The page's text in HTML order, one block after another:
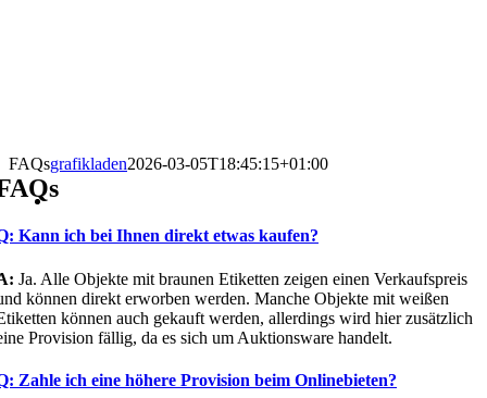
FAQsgrafikladen2026-03-05T18:45:15+01:00
Kann ich bei Ihnen direkt etwas kaufen?
Ja. Alle Objekte mit braunen Etiketten zeigen einen Verkaufspreis
können direkt erworben werden. Manche Objekte mit weißen
können auch gekauft werden, allerdings wird hier zusätzlich
Provision fällig, da es sich um Auktionsware handelt.
Zahle ich eine höhere Provision beim Onlinebieten?